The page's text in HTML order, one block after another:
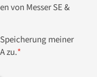
von Messer SE &
meiner
zu.*